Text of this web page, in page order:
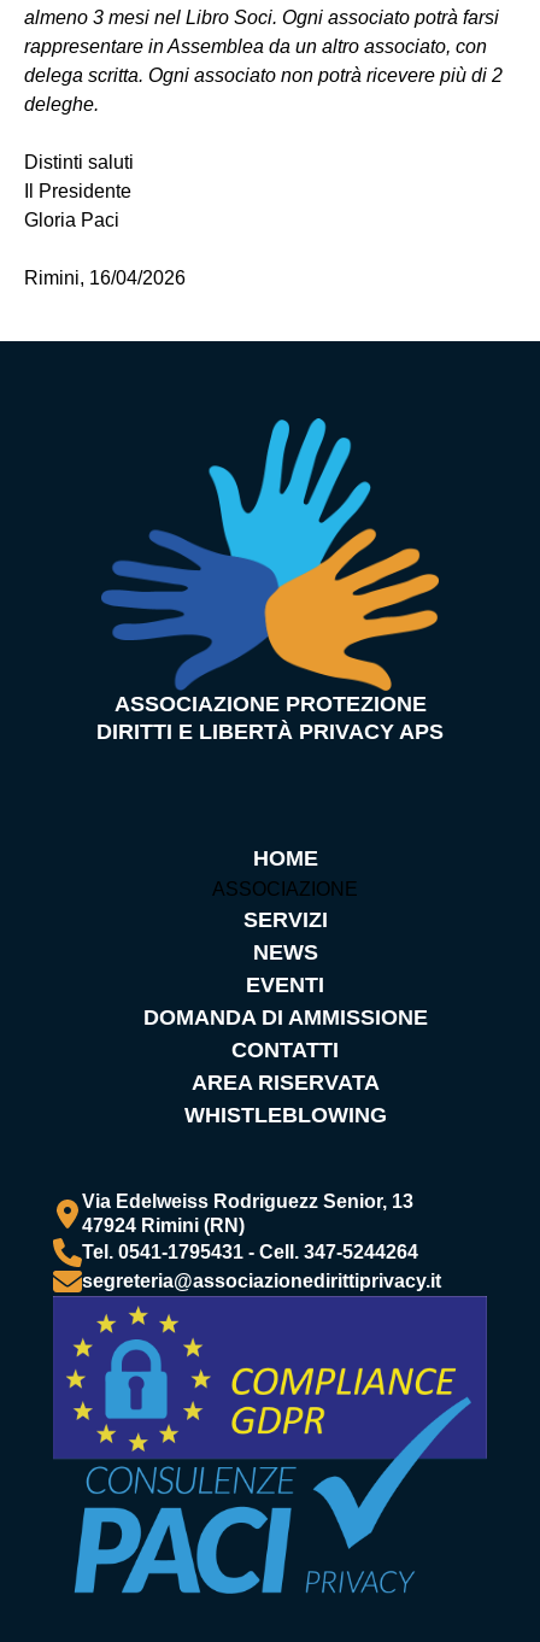
almeno 3 mesi nel Libro Soci. Ogni associato potrà farsi
rappresentare in Assemblea da un altro associato, con
delega scritta. Ogni associato non potrà ricevere più di 2
deleghe.
Distinti saluti
Il Presidente
Gloria Paci
Rimini, 16/04/2026
ASSOCIAZIONE PROTEZIONE
DIRITTI E LIBERTÀ PRIVACY APS
HOME
ASSOCIAZIONE
SERVIZI
NEWS
EVENTI
DOMANDA DI AMMISSIONE
CONTATTI
AREA RISERVATA
WHISTLEBLOWING
Via Edelweiss Rodriguezz Senior, 13
47924 Rimini (RN)
Tel. 0541-1795431 - Cell. 347-5244264
segreteria@associazionedirittiprivacy.it